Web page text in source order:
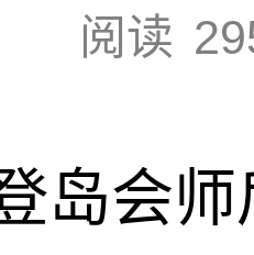
阅读
岛会师